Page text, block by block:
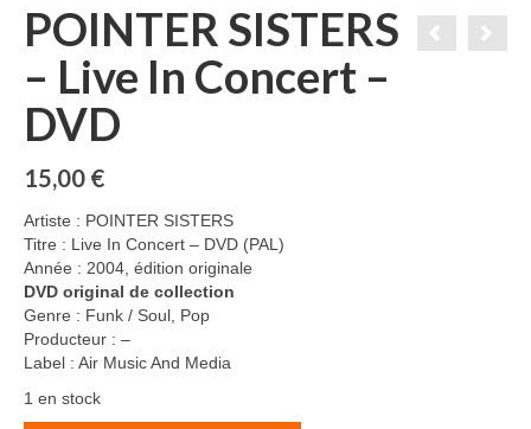
POINTER SISTERS
– Live In Concert –
DVD
15,00 €
Artiste : POINTER SISTERS
Titre : Live In Concert – DVD (PAL)
Année : 2004, édition originale
DVD original de collection
Genre : Funk / Soul, Pop
Producteur : –
Label : Air Music And Media
1 en stock